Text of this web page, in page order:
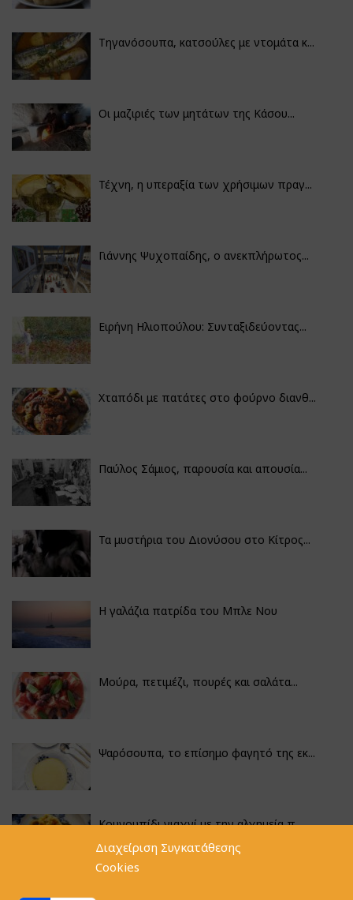
Διαχείριση Συγκατάθεσης
Cookies
Τηγανόσουπα, κατσούλες με ντομάτα κ...
Οι μαζιριές των μητάτων της Κάσου...
Τέχνη, η υπεραξία των χρήσιμων πραγ...
Γιάννης Ψυχοπαίδης, ο ανεκπλήρωτος...
Ειρήνη Ηλιοπούλου: Συνταξιδεύοντας...
Χταπόδι με πατάτες στο φούρνο διανθ...
Παύλος Σάμιος, παρουσία και απουσία...
Τα μυστήρια του Διονύσου στο Κίτρος...
Η γαλάζια πατρίδα του Μπλε Νου
Μούρα, πετιμέζι, πουρές και σαλάτα...
Ψαρόσουπα, το επίσημο φαγητό της εκ...
Κουνουπίδι γιαχνί με την αλχημεία π...